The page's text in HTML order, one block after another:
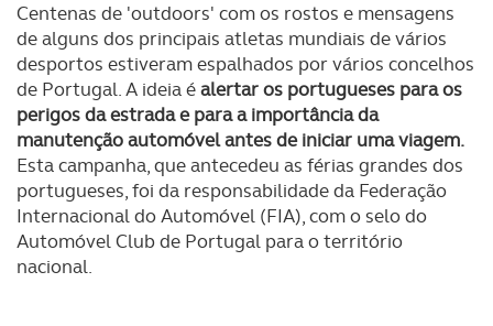
Centenas de 'outdoors' com os rostos e mensagens
de alguns dos principais atletas mundiais de vários
desportos estiveram espalhados por vários concelhos
de Portugal. A ideia éalertar os portugueses para os
perigos da estrada e para a importância da
manutenção automóvel antes de iniciar uma viagem.
Esta campanha, que antecedeu as férias grandes dos
portugueses, foi da responsabilidade da Federação
Internacional do Automóvel (FIA), com o selo do
Automóvel Club de Portugal para o território
nacional.